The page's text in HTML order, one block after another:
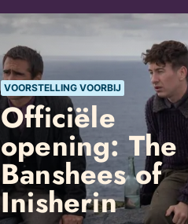
VOORSTELLING VOORBIJ
Officiële
opening: The
Banshees of
Inisherin